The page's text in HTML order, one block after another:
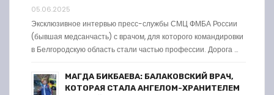
05.06.2025
Эксклюзивное интервью пресс-службы СМЦ ФМБА России
(бывшая медсанчасть) с врачом, для которого командировки
в Белгородскую область стали частью профессии. Дорога …
МАГДА БИКБАЕВА: БАЛАКОВСКИЙ ВРАЧ,
КОТОРАЯ СТАЛА АНГЕЛОМ-ХРАНИТЕЛЕМ